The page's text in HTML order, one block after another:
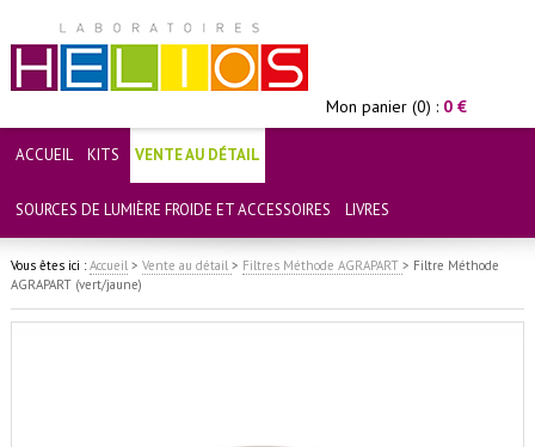
Mon panier (0) : 0 €
ACCUEIL KITS VENTE AU DÉTAIL
SOURCES DE LUMIÈRE FROIDE ET ACCESSOIRES LIVRES
Vous êtes ici :Accueil > Vente au détail > Filtres Méthode AGRAPART > Filtre Méthode
AGRAPART (vert/jaune)